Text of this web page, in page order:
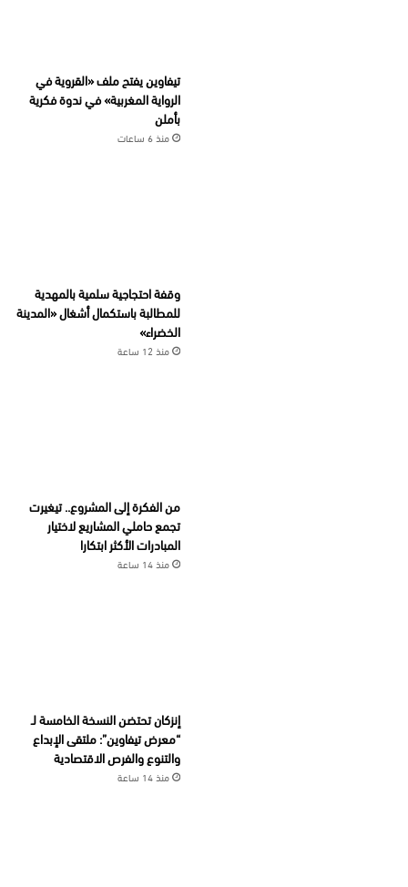
تيفاوين يفتح ملف «القروية في
الرواية المغربية» في ندوة فكرية
بأملن
منذ 6 ساعات
وقفة احتجاجية سلمية بالمهدية
للمطالبة باستكمال أشغال «المدينة
الخضراء»
منذ 12 ساعة
من الفكرة إلى المشروع.. تيغيرت
تجمع حاملي المشاريع لاختيار
المبادرات الأكثر ابتكارا
منذ 14 ساعة
إنزكان تحتضن النسخة الخامسة لـ
“معرض تيفاوين”: ملتقى الإبداع
والتنوع والفرص الاقتصادية
منذ 14 ساعة